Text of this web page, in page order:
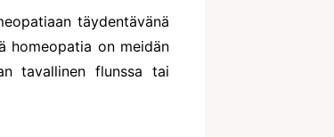
täydentävänä
homeopatia on meidän
tavallinen flunssa tai